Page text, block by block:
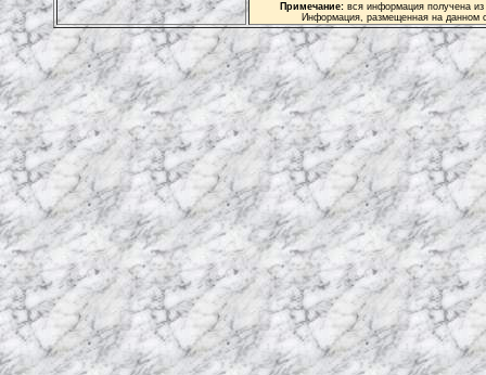
Примечание: вся информация получена из
Информация, размещенная на данном